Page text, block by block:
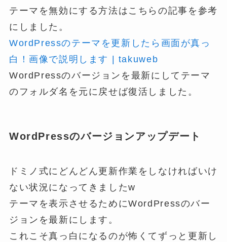
テーマを無効にする方法はこちらの記事を参考
にしました。
WordPressのテーマを更新したら画面が真っ
白！画像で説明します | takuweb
WordPressのバージョンを最新にしてテーマ
のフォルダ名を元に戻せば復活しました。
WordPressのバージョンアップデート
ドミノ式にどんどん更新作業をしなければいけ
ない状況になってきましたw
テーマを表示させるためにWordPressのバー
ジョンを最新にします。
これこそ真っ白になるのが怖くてずっと更新し